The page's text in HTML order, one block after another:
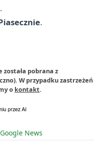
.
pobrana z
W przypadku zastrzeżeń
o kontakt.
Google News